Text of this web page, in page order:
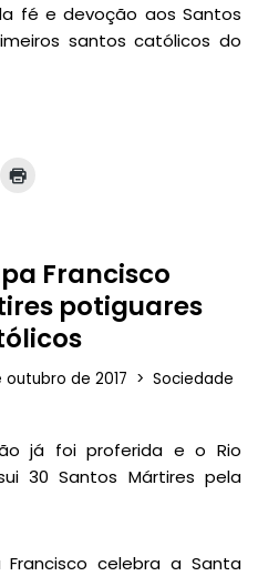
fé e devoção aos Santos
santos católicos do
Francisco
potiguares
outubro de 2017 Sociedade
já foi proferida e o Rio
30 Santos Mártires pela
celebra a Santa